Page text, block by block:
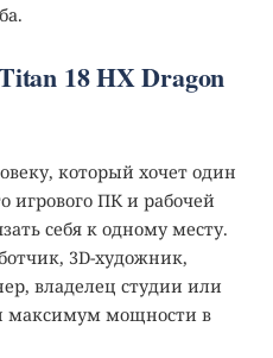
18 HX Dragon
который хочет один
ПК и рабочей
себя к одному месту.
3D-художник,
владелец студии или
максимум мощности в